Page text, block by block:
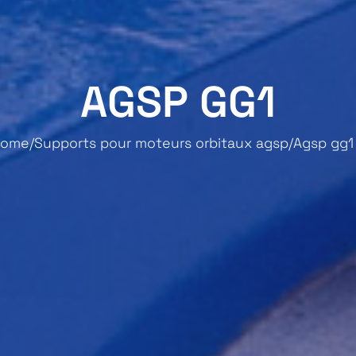
AGSP GG1
Supports pour moteurs orbitaux agsp Agsp